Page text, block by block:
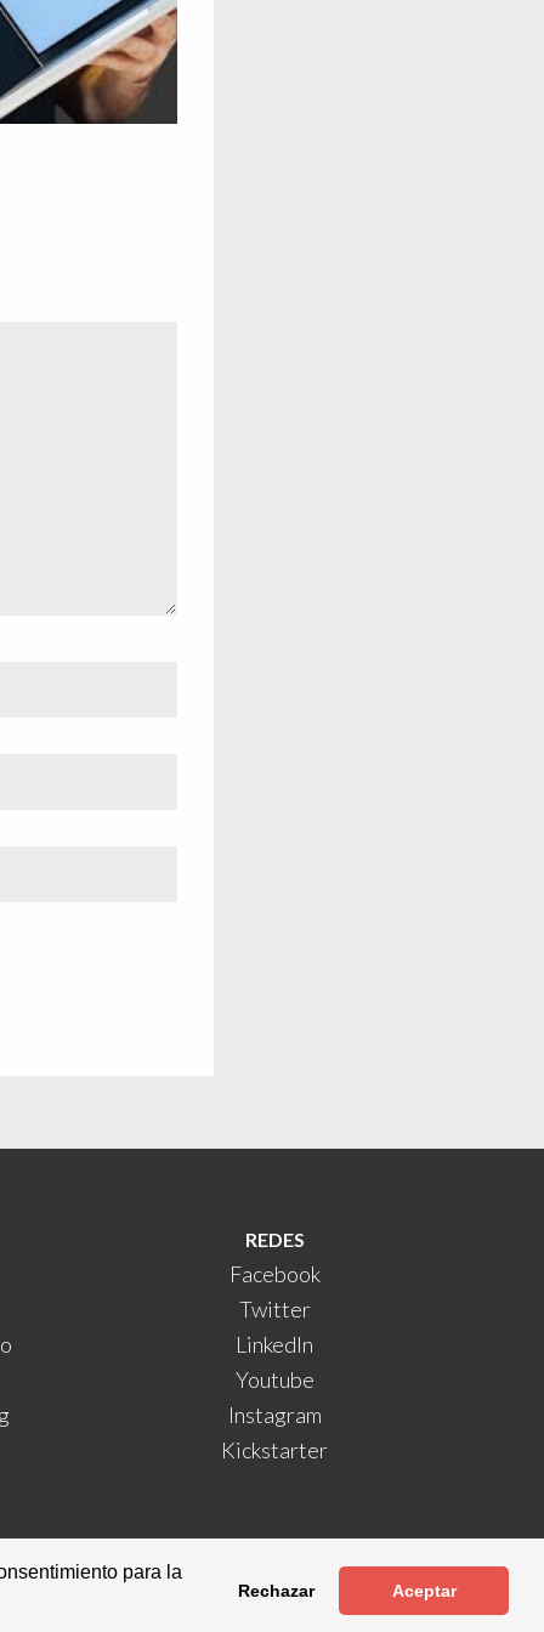
para la
Rechazar Aceptar
REDES
Facebook
Twitter
LinkedIn
Youtube
Instagram
Kickstarter